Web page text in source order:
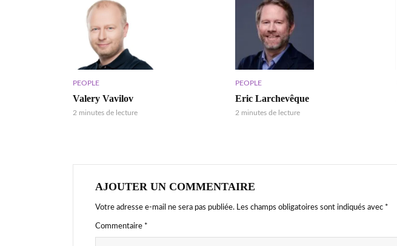
PEOPLE
Valery Vavilov
2 minutes de lecture
PEOPLE
Eric Larchevêque
2 minutes de lecture
AJOUTER UN COMMENTAIRE
Votre adresse e-mail ne sera pas publiée. Les champs obligatoires sont indiqués avec *
Commentaire *